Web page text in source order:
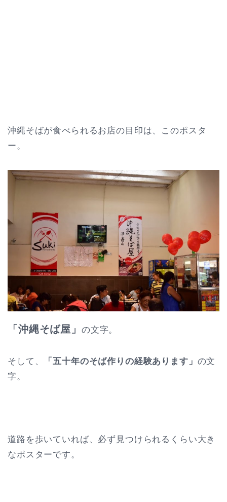
沖縄そばが食べられるお店の目印は、このポスタ
ー。
「沖縄そば屋」 の文字。
そして、 「五十年のそば作りの経験あります」 の文
字。
道路を歩いていれば、必ず見つけられるくらい大き
なポスターです。